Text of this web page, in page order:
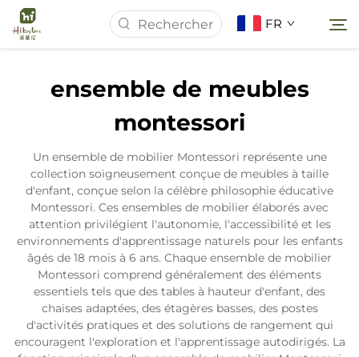
FR
À Propos de Nous
Produits
Actualités
Études de Cas
Contactez-nous
ensemble de meubles
montessori
Un ensemble de mobilier Montessori représente une
collection soigneusement conçue de meubles à taille
d'enfant, conçue selon la célèbre philosophie éducative
Montessori. Ces ensembles de mobilier élaborés avec
attention privilégient l'autonomie, l'accessibilité et les
environnements d'apprentissage naturels pour les enfants
âgés de 18 mois à 6 ans. Chaque ensemble de mobilier
Montessori comprend généralement des éléments
essentiels tels que des tables à hauteur d'enfant, des
chaises adaptées, des étagères basses, des postes
d'activités pratiques et des solutions de rangement qui
encouragent l'exploration et l'apprentissage autodirigés. La